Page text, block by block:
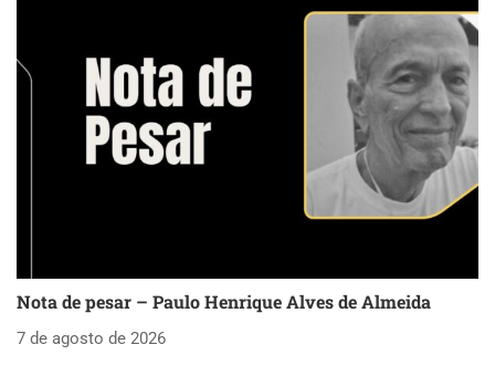
Nota de pesar – Paulo Henrique Alves de Almeida
7 de agosto de 2026